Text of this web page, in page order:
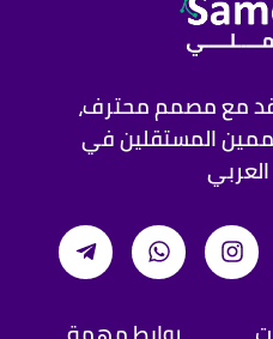
مع مصمم محترف،
المستقلين في